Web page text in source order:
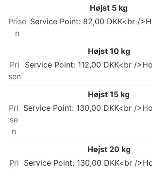
Højst 5 kg
Service Point: 82,00 DKK<br /
Højst 10 kg
Service Point: 112,00 DKK<br /
Højst 15 kg
Service Point: 130,00 DKK<br /
Højst 20 kg
Service Point: 130,00 DKK<br /